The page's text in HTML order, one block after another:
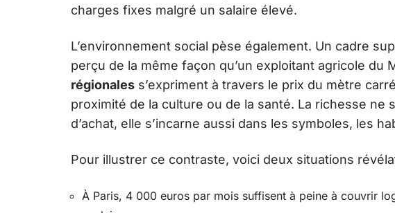
charges fixes malgré un salaire élevé.
L’environnement social pèse également. Un cadre
perçu de la même façon qu’un exploitant agricole du
régionales s’expriment à travers le prix du mètre
proximité de la culture ou de la santé. La richesse ne
d’achat, elle s’incarne aussi dans les symboles, les
Pour illustrer ce contraste, voici deux situations
À Paris, 4 000 euros par mois suffisent à peine à couvrir